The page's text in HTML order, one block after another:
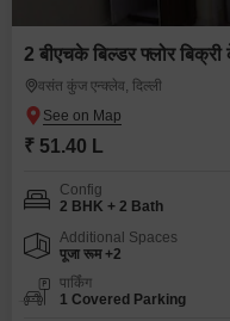
2 बीएचके बिल्डर फ्लोर
वसंत कुंज एन्क्लेव, दिल्ली
₹ 51.40 L
Config
2 BHK + 2 Bath
Additional Spaces
पूजा रूम +2
पार्किंग
1 Covered Parking